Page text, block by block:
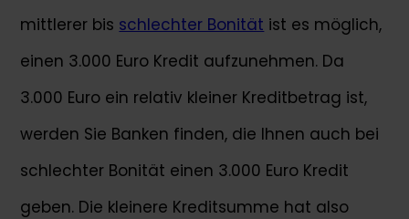
mittlerer bis schlechter Bonität ist es möglich,
einen 3.000 Euro Kredit aufzunehmen. Da
3.000 Euro ein relativ kleiner Kreditbetrag ist,
werden Sie Banken finden, die Ihnen auch bei
schlechter Bonität einen 3.000 Euro Kredit
geben. Die kleinere Kreditsumme hat also